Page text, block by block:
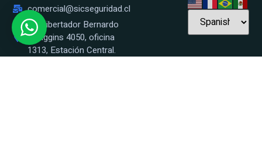
comercial@sicseguridad.cl
Av. Libertador Bernardo
O’Higgins 4050, oficina
1313, Estación Central.